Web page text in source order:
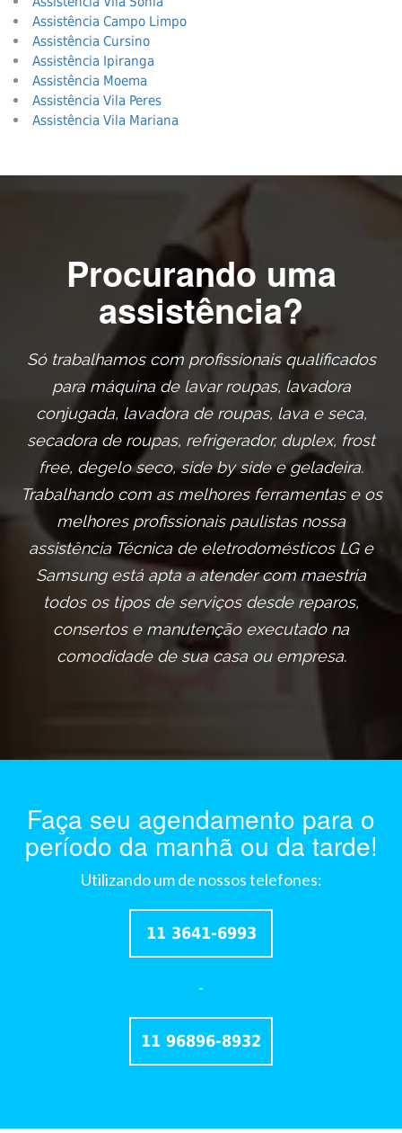
Assistência Campo Limpo
Assistência Cursino
Assistência Ipiranga
Assistência Moema
Assistência Vila Peres
Assistência Vila Mariana
Procurando uma
assistência?
Só trabalhamos com profissionais qualificados
para máquina de lavar roupas, lavadora
conjugada, lavadora de roupas, lava e seca,
secadora de roupas, refrigerador, duplex, frost
free, degelo seco, side by side e geladeira.
Trabalhando com as melhores ferramentas e os
melhores profissionais paulistas nossa
assistência Técnica de eletrodomésticos LG e
Samsung está apta a atender com maestria
todos os tipos de serviços desde reparos,
consertos e manutenção executado na
comodidade de sua casa ou empresa.
Faça seu agendamento para o
período da manhã ou da tarde!
Utilizando um de nossos telefones:
11 3641-6993
-
11 96896-8932